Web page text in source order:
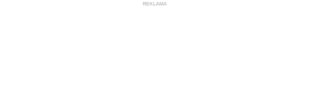
REKLAMA